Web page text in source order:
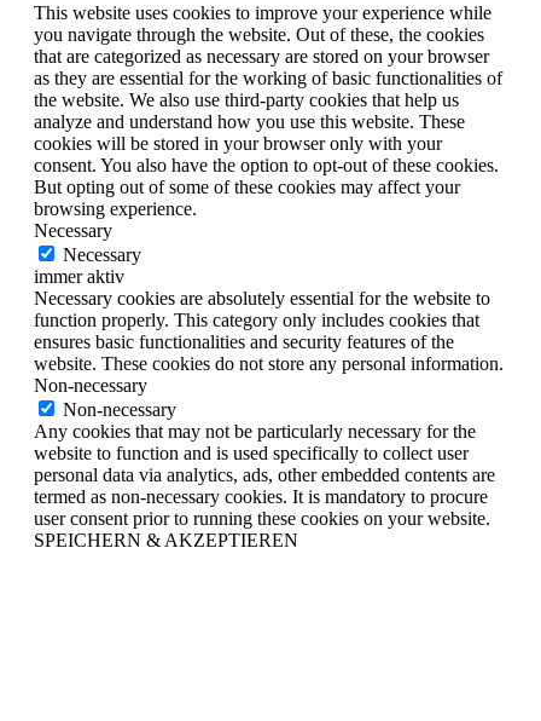
This website uses cookies to improve your experience while
you navigate through the website. Out of these, the cookies
that are categorized as necessary are stored on your browser
as they are essential for the working of basic functionalities of
the website. We also use third-party cookies that help us
analyze and understand how you use this website. These
cookies will be stored in your browser only with your
consent. You also have the option to opt-out of these cookies.
But opting out of some of these cookies may affect your
browsing experience.
Necessary
Necessary
immer aktiv
Necessary cookies are absolutely essential for the website to
function properly. This category only includes cookies that
ensures basic functionalities and security features of the
website. These cookies do not store any personal information.
Non-necessary
Non-necessary
Any cookies that may not be particularly necessary for the
website to function and is used specifically to collect user
personal data via analytics, ads, other embedded contents are
termed as non-necessary cookies. It is mandatory to procure
user consent prior to running these cookies on your website.
SPEICHERN & AKZEPTIEREN